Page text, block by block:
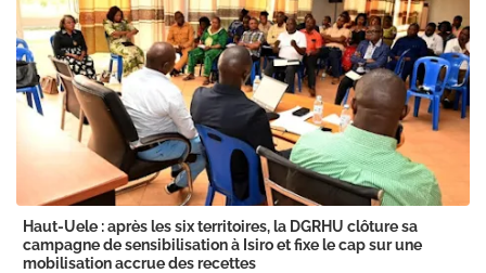
Haut-Uele : après les six territoires, la DGRHU clôture sa
campagne de sensibilisation à Isiro et fixe le cap sur une
mobilisation accrue des recettes